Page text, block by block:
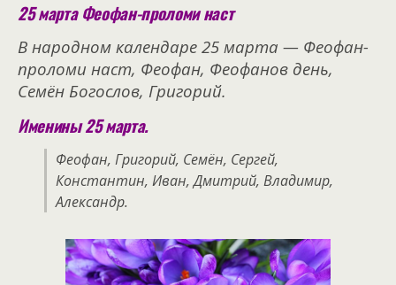
25 марта Феофан-проломи наст
В народном календаре 25 марта — Феофан-
проломи наст, Феофан, Феофанов день,
Семён Богослов, Григорий.
Именины 25 марта.
Феофан, Григорий, Семён, Сергей,
Константин, Иван, Дмитрий, Владимир,
Александр.